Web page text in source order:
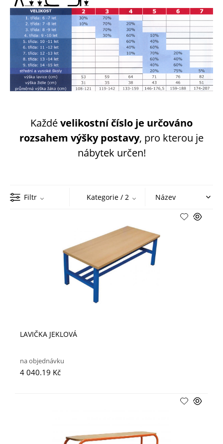
Každévelikostní číslo je určováno
rozsahem výšky postavy, pro kterou je
nábytek určen!
Filtr Kategorie / 2
LAVIČKA JEKLOVÁ
na objednávku
4 040.19 Kč